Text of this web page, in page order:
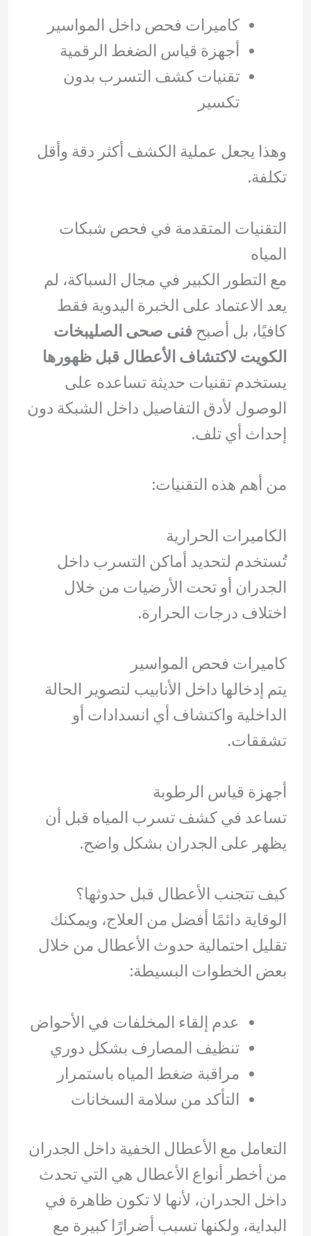
كاميرات فحص داخل المواسير
أجهزة قياس الضغط الرقمية
تقنيات كشف التسرب بدون
تكسير
وهذا يجعل عملية الكشف أكثر دقة وأقل
تكلفة.
التقنيات المتقدمة في فحص شبكات
المياه
مع التطور الكبير في مجال السباكة، لم
يعد الاعتماد على الخبرة اليدوية فقط
كافيًا، بل أصبحفنى صحى الصليبخات
الكويت لاكتشاف الأعطال قبل ظهورها
يستخدم تقنيات حديثة تساعده على
الوصول لأدق التفاصيل داخل الشبكة دون
إحداث أي تلف.
من أهم هذه التقنيات:
الكاميرات الحرارية
تُستخدم لتحديد أماكن التسرب داخل
الجدران أو تحت الأرضيات من خلال
اختلاف درجات الحرارة.
كاميرات فحص المواسير
يتم إدخالها داخل الأنابيب لتصوير الحالة
الداخلية واكتشاف أي انسدادات أو
تشققات.
أجهزة قياس الرطوبة
تساعد في كشف تسرب المياه قبل أن
يظهر على الجدران بشكل واضح.
كيف تتجنب الأعطال قبل حدوثها؟
الوقاية دائمًا أفضل من العلاج، ويمكنك
تقليل احتمالية حدوث الأعطال من خلال
بعض الخطوات البسيطة:
عدم إلقاء المخلفات في الأحواض
تنظيف المصارف بشكل دوري
مراقبة ضغط المياه باستمرار
التأكد من سلامة السخانات
التعامل مع الأعطال الخفية داخل الجدران
من أخطر أنواع الأعطال هي التي تحدث
داخل الجدران، لأنها لا تكون ظاهرة في
البداية، ولكنها تسبب أضرارًا كبيرة مع